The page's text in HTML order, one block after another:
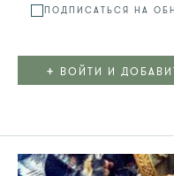
ПОДПИСАТЬСЯ НА
+ ВОЙТИ И